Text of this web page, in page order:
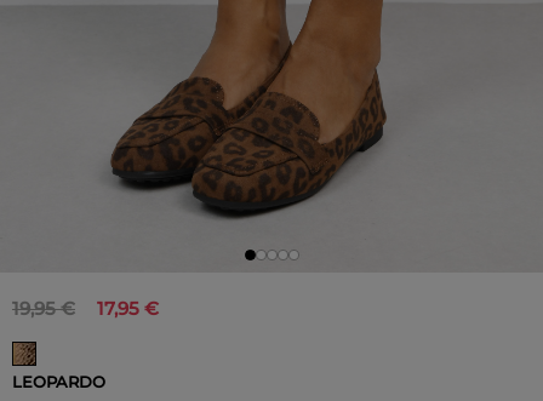
17,95 €
19,95 €
LEOPARDO